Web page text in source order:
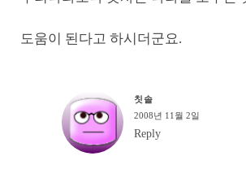
도움이 된다고 하시더군요.
칫솔
2008년 11월 2일
Reply